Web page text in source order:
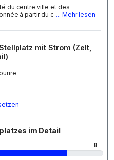
du centre ville et des
à partir du c ... Mehr lesen
mit Strom (Zelt,
im Detail
8